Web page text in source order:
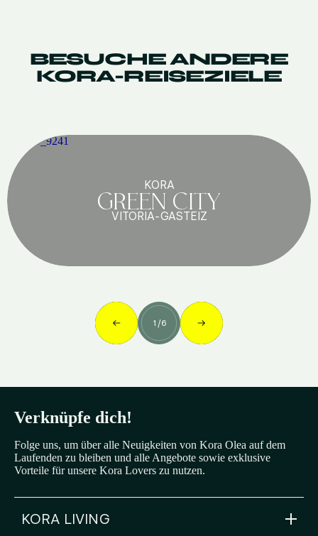
BESUCHE ANDERE
KORA-REISEZIELE
KORA
GREEN CITY
VITORIA-GASTEIZ
1 /6
Verknüpfe dich!
Folge uns, um über alle Neuigkeiten von Kora Olea auf dem
Laufenden zu bleiben und alle Angebote sowie exklusive
Vorteile für unsere Kora Lovers zu nutzen.
KORA LIVING